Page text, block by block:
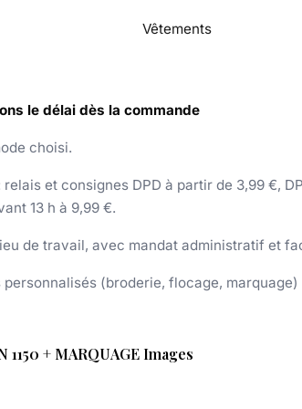
Vêtements
le délai dès la commande
choisi.
et consignes DPD à partir de 3,99 €,
13 h à 9,99 €.
de travail, avec mandat administratif et
(broderie, flocage,
+ MARQUAGE Images